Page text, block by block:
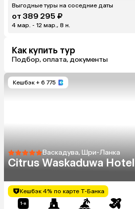
Выгодные туры на соседние даты
от 389 295 ₽
4 мар. - 12 мар., 8 н.
Как купить тур
Подбор, оплата, документы
Кешбэк + 6 775
Васкадува, Шри-Ланка
Citrus Waskaduwa Hotel
Кешбэк 4% по карте Т-Банка